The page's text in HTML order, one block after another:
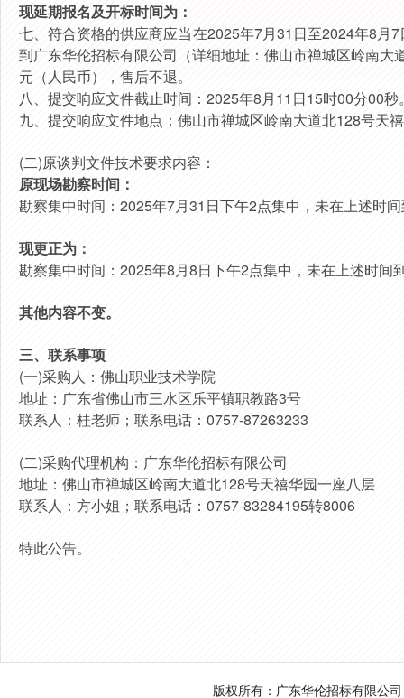
现延期报名及开标时间为：
七、符合资格的供应商应当在2025年7月31日至2024年8月
到广东华伦招标有限公司（详细地址：佛山市禅城区岭南
元（人民币），售后不退。
八、提交响应文件截止时间：2025年8月11日15时00分00秒
九、提交响应文件地点：佛山市禅城区岭南大道北128号天
(二)原谈判文件技术要求内容：
原现场勘察时间：
勘察集中时间：2025年7月31日下午2点集中，未在上述时
现更正为：
勘察集中时间：2025年8月8日下午2点集中，未在上述时间
其他内容不变。
三、联系事项
(一)采购人：佛山职业技术学院
地址：广东省佛山市三水区乐平镇职教路3号
联系人：桂老师；联系电话：0757-87263233
(二)采购代理机构：广东华伦招标有限公司
地址：佛山市禅城区岭南大道北128号天禧华园一座八层
联系人：方小姐；联系电话：0757-83284195转8006
特此公告。
版权所有：广东华伦招标有限公